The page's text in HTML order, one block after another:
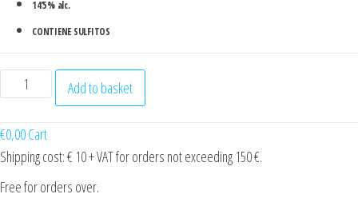
14’5% alc.
CONTIENE SULFITOS
Citius
(3
bottles
case)
quantity
Add to basket
€0,00Cart
Shipping cost: € 10 + VAT for orders not exceeding 150 €.
Free for orders over.